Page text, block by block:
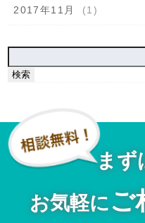
2017年11月
(1)
索:
まず
お気軽にご